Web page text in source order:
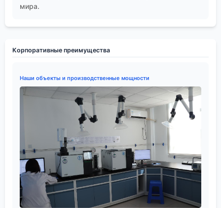
мира.
Корпоративные преимущества
Наши объекты и производственные мощности